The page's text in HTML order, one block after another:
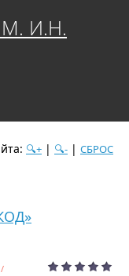
И.Н.
🔍+ | 🔍- | СБРОС
/